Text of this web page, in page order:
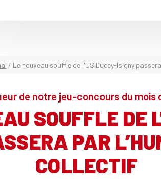
/ Le nouveau souffle de l'US Ducey-Isigny
de notre jeu-concours du mois
SOUFFLE DE
PAR
COLLECTIF